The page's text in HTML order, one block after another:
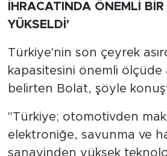
İHRACATINDA ÖNEMLİ
YÜKSELDİ'
Türkiye'nin son çeyrek
kapasitesini önemli ölçüde
belirten Bolat, şöyle
"Türkiye; otomotivden
elektroniğe, savunma ve
sanayinden yüksek